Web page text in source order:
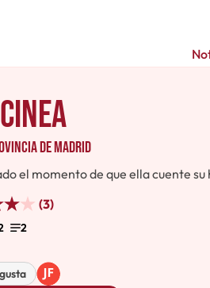
de Madrid
el momento de que ella cuente
(3)
2